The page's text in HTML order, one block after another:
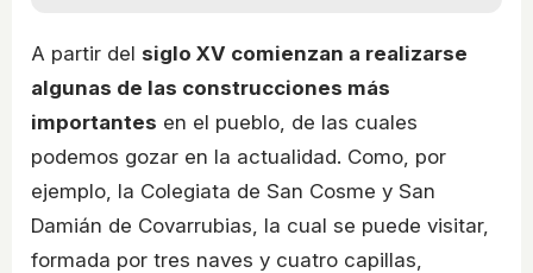
A partir del siglo XV comienzan a realizarse
algunas de las construcciones más
importantes en el pueblo, de las cuales
podemos gozar en la actualidad. Como, por
ejemplo, la Colegiata de San Cosme y San
Damián de Covarrubias, la cual se puede visitar,
formada por tres naves y cuatro capillas,